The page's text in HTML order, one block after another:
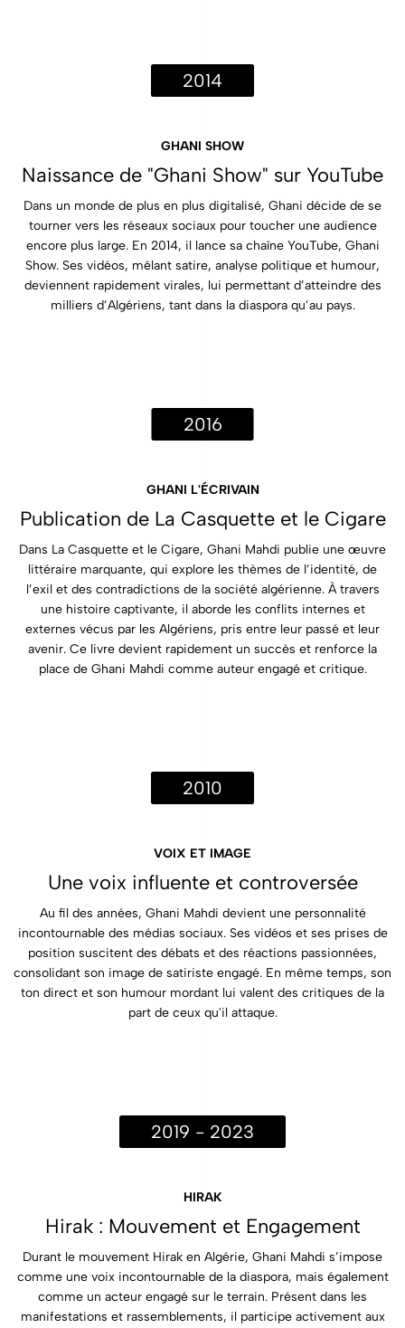
2014
GHANI SHOW
Naissance de "Ghani Show" sur YouTube
Dans un monde de plus en plus digitalisé, Ghani décide de se
tourner vers les réseaux sociaux pour toucher une audience
encore plus large. En 2014, il lance sa chaîne YouTube, Ghani
Show. Ses vidéos, mêlant satire, analyse politique et humour,
deviennent rapidement virales, lui permettant d’atteindre des
milliers d’Algériens, tant dans la diaspora qu’au pays.
2016
GHANI L'ÉCRIVAIN
Publication de La Casquette et le Cigare
Dans La Casquette et le Cigare, Ghani Mahdi publie une œuvre
littéraire marquante, qui explore les thèmes de l’identité, de
l’exil et des contradictions de la société algérienne. À travers
une histoire captivante, il aborde les conflits internes et
externes vécus par les Algériens, pris entre leur passé et leur
avenir. Ce livre devient rapidement un succès et renforce la
place de Ghani Mahdi comme auteur engagé et critique.
2010
VOIX ET IMAGE
Une voix influente et controversée
Au fil des années, Ghani Mahdi devient une personnalité
incontournable des médias sociaux. Ses vidéos et ses prises de
position suscitent des débats et des réactions passionnées,
consolidant son image de satiriste engagé. En même temps, son
ton direct et son humour mordant lui valent des critiques de la
part de ceux qu'il attaque.
2019 - 2023
HIRAK
Hirak : Mouvement et Engagement
Durant le mouvement Hirak en Algérie, Ghani Mahdi s’impose
comme une voix incontournable de la diaspora, mais également
comme un acteur engagé sur le terrain. Présent dans les
manifestations et rassemblements, il participe activement aux